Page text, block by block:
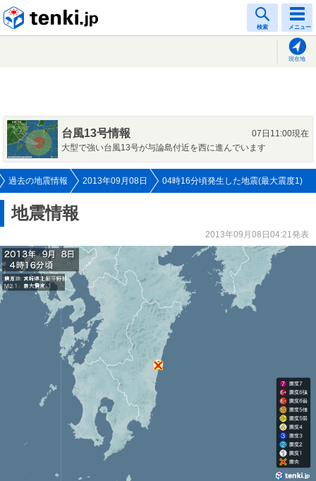
検索 メニュー
現在地
台風13号情報
07日11:00現在
大型で強い台風13号が与論島付近を西に進んでいます
過去の地震情報 2013年09月08日 04時16分頃発生した地震(最大震度1)
地震情報
2013年09月08日04:21発表